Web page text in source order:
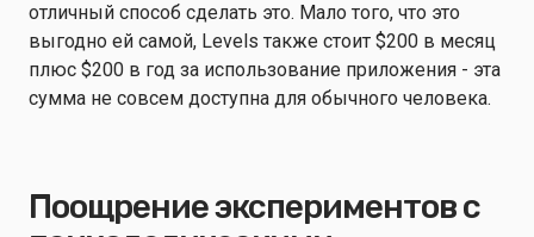
отличный способ сделать это. Мало того, что это
выгодно ей самой, Levels также стоит $200 в месяц
плюс $200 в год за использование приложения - эта
сумма не совсем доступна для обычного человека.
Поощрение экспериментов с